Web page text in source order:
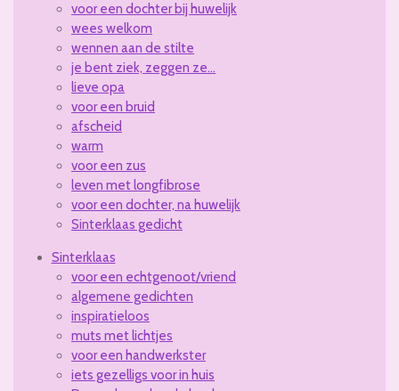
voor een dochter bij huwelijk
wees welkom
wennen aan de stilte
je bent ziek, zeggen ze...
lieve opa
voor een bruid
afscheid
warm
voor een zus
leven met longfibrose
voor een dochter, na huwelijk
Sinterklaas gedicht
Sinterklaas
voor een echtgenoot/vriend
algemene gedichten
inspiratieloos
muts met lichtjes
voor een handwerkster
iets gezelligs voor in huis